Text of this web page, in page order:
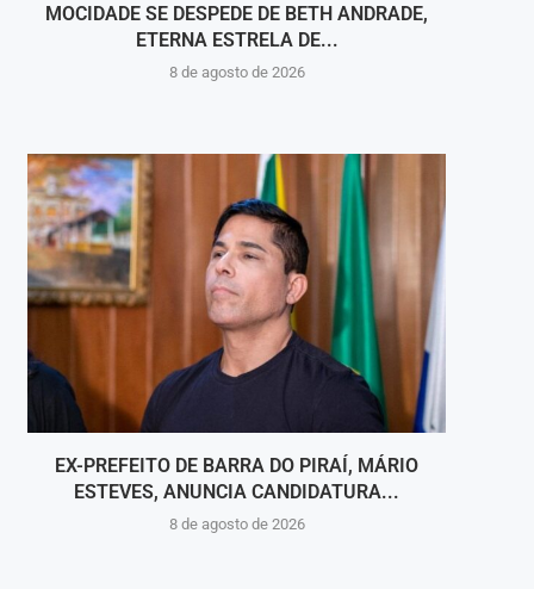
MOCIDADE SE DESPEDE DE BETH ANDRADE,
ETERNA ESTRELA DE...
8 de agosto de 2026
EX-PREFEITO DE BARRA DO PIRAÍ, MÁRIO
ESTEVES, ANUNCIA CANDIDATURA...
8 de agosto de 2026